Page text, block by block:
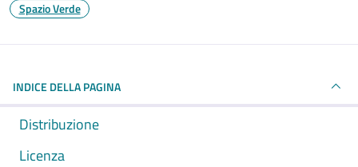
Spazio Verde
INDICE DELLA PAGINA
Distribuzione
Licenza